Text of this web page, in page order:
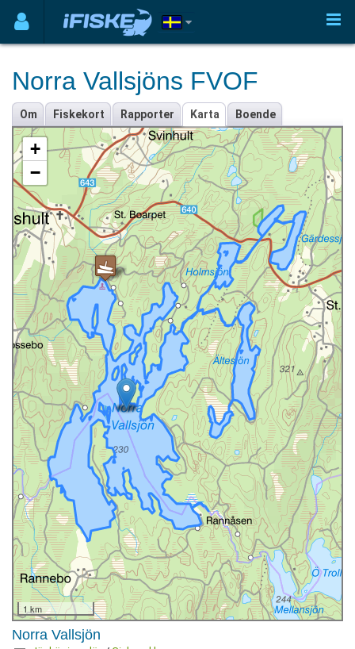
Norra Vallsjöns FVOF
Om Fiskekort Rapporter Karta Boende
+
−
1 km
Norra Vallsjön